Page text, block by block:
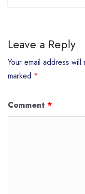
Leave a Reply
Your email address
marked *
Comment *